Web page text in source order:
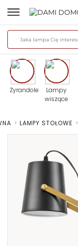
Żyrandole
Lampy
wiszące
> LAMPY STOŁOWE >